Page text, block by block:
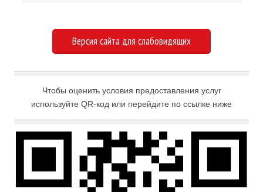
Версия сайта для слабовидящих
Чтобы оценить условия предоставления услуг
используйте QR-код или перейдите по ссылке ниже